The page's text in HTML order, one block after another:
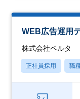
WEB広告運用
株式会社ベルタ
正社員採用 職